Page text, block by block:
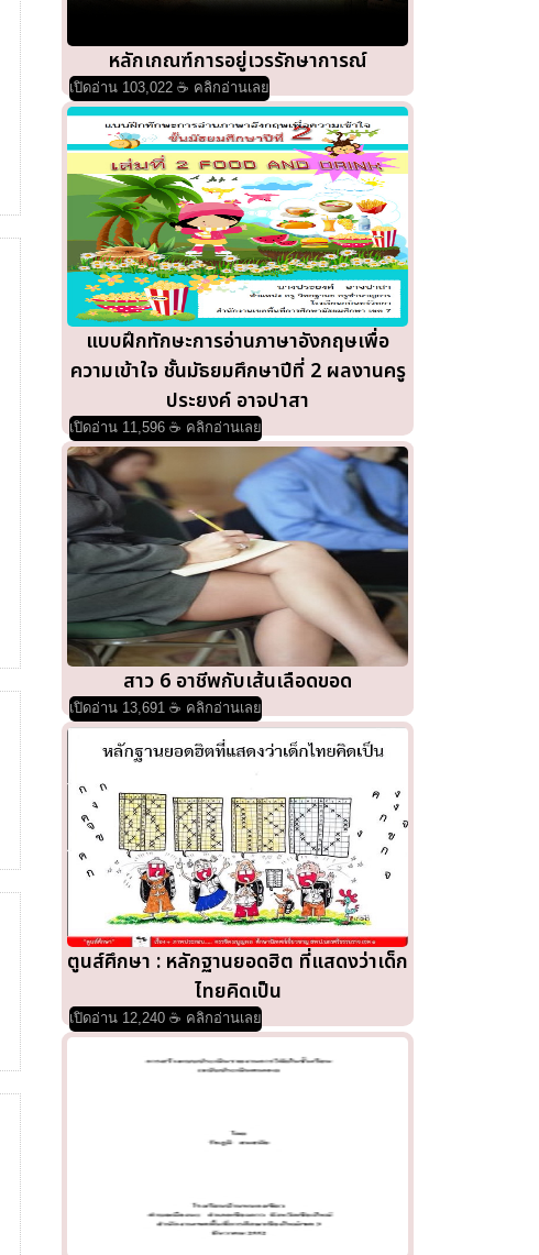
หลักเกณฑ์การอยู่เวรรักษาการณ์
เปิดอ่าน 103,022 ☕ คลิกอ่านเลย
แบบฝึกทักษะการอ่านภาษาอังกฤษเพื่อ
ความเข้าใจ ชั้นมัธยมศึกษาปีที่ 2 ผลงานครู
ประยงค์ อาจปาสา
เปิดอ่าน 11,596 ☕ คลิกอ่านเลย
สาว 6 อาชีพกับเส้นเลือดขอด
เปิดอ่าน 13,691 ☕ คลิกอ่านเลย
ตูนส์ศึกษา : หลักฐานยอดฮิต ที่แสดงว่าเด็ก
ไทยคิดเป็น
เปิดอ่าน 12,240 ☕ คลิกอ่านเลย